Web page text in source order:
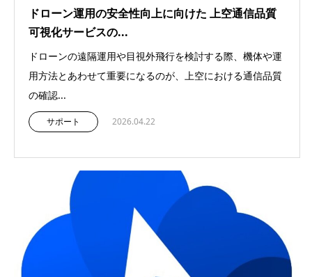
ドローン運用の安全性向上に向けた 上空通信品質
可視化サービスの...
ドローンの遠隔運用や目視外飛行を検討する際、機体や運
用方法とあわせて重要になるのが、上空における通信品質
の確認...
サポート 2026.04.22